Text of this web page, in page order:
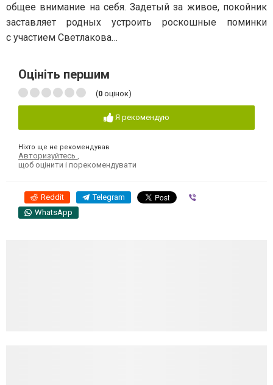
общее внимание на себя. Задетый за живое, покойник
заставляет родных устроить роскошные поминки
с участием Светлакова…
Оцініть першим
(0 оцінок)
Я рекомендую
Ніхто ще не рекомендував
Авторизуйтесь ,
щоб оцінити і порекомендувати
Reddit Telegram
WhatsApp